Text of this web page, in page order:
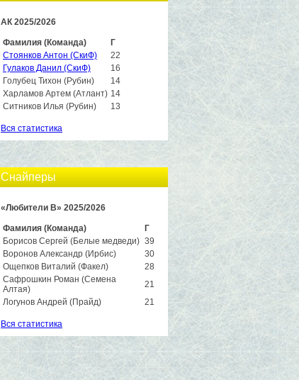
АК 2025/2026
Фамилия (Команда)
Г
Стоянков Антон (СкиФ)
22
Гулаков Данил (СкиФ)
16
Голубец Тихон (Рубин)
14
Харламов Артем (Атлант) 14
Ситников Илья (Рубин)
13
Вся статистика
Снайперы
«Любители B» 2025/2026
Фамилия (Команда)
Г
Борисов Сергей (Белые медведи) 39
Воронов Александр (Ирбис)
30
Ощепков Виталий (Факел)
28
Сафрошкин Роман (Семена
Алтая)
21
Логунов Андрей (Прайд)
21
Вся статистика